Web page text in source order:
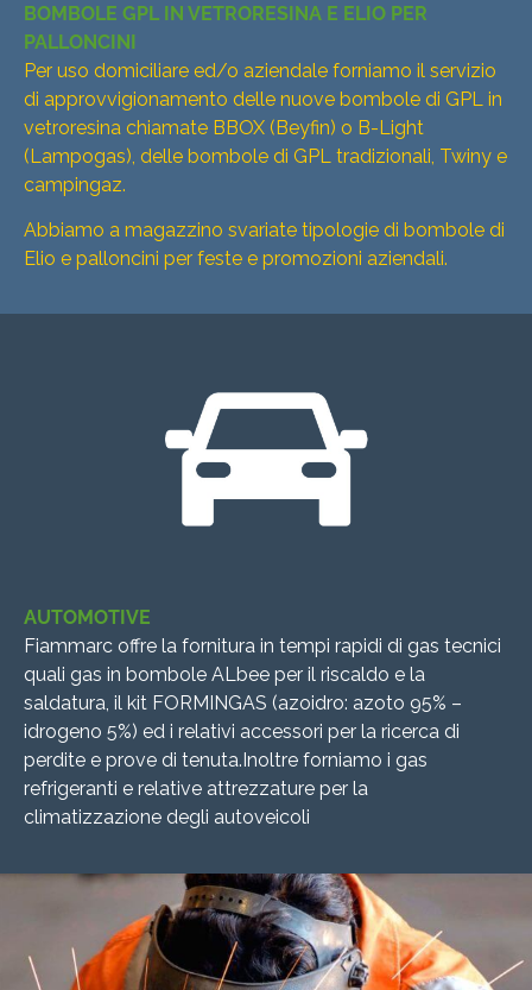
BOMBOLE GPL IN VETRORESINA E ELIO PER
PALLONCINI
Per uso domiciliare ed/o aziendale forniamo il servizio
di approvvigionamento delle nuove bombole di GPL in
vetroresina chiamate BBOX (Beyfin) o B-Light
(Lampogas), delle bombole di GPL tradizionali, Twiny e
campingaz.
Abbiamo a magazzino svariate tipologie di bombole di
Elio e palloncini per feste e promozioni aziendali.
AUTOMOTIVE
Fiammarc offre la fornitura in tempi rapidi di gas tecnici
quali gas in bombole ALbee per il riscaldo e la
saldatura, il kit FORMINGAS (azoidro: azoto 95% –
idrogeno 5%) ed i relativi accessori per la ricerca di
perdite e prove di tenuta.Inoltre forniamo i gas
refrigeranti e relative attrezzature per la
climatizzazione degli autoveicoli